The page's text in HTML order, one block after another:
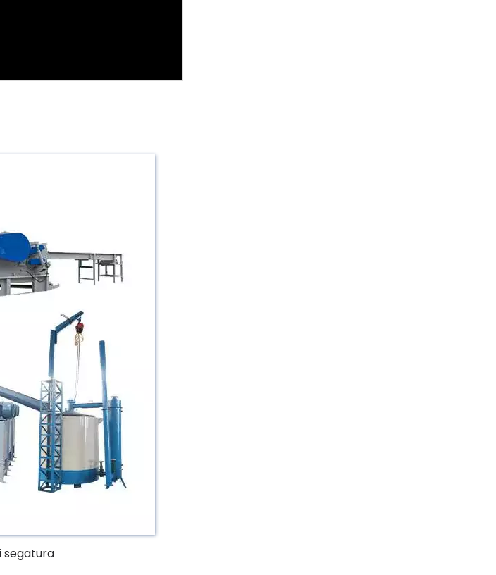
segatura